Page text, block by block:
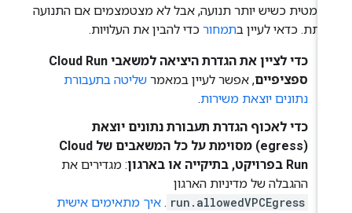
כשיש יותר תנועה, אבל לא מצטמצמים אם התנועה
כדאי לעיין בתמחורכדי להבין את העלויות.
כדי לציין את הגדרת היציאה למשאבי Cloud Run
ספציפיים, אפשר לעיין במאמרשליטה בתעבורת
נתונים יוצאת משירות.
כדי לאכוף הגדרת תעבורת נתונים יוצאת
(egress) מסוימת על כל המשאבים של Cloud
: מגדירים את
ההגבלה של מדיניות הארגון
run.allowedVPCEgress
.איך מתאימים אישית